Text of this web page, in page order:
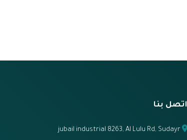
اتصل بنا
jubail industrial 8263, Al Lulu Rd, Sudayr